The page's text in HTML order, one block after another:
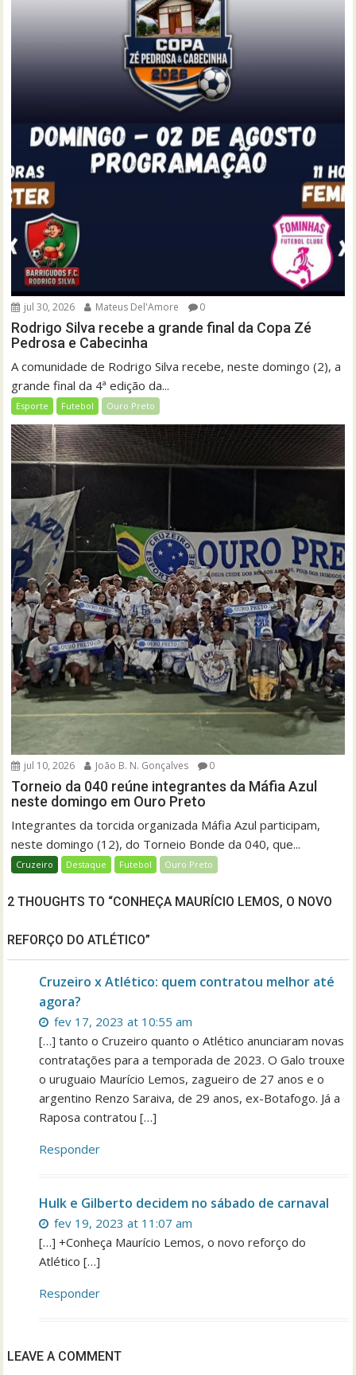
jul 30, 2026 Mateus Del'Amore 0
Rodrigo Silva recebe a grande final da Copa Zé
Pedrosa e Cabecinha
A comunidade de Rodrigo Silva recebe, neste domingo (2), a
grande final da 4ª edição da...
Esporte Futebol Ouro Preto
jul 10, 2026 João B. N. Gonçalves 0
Torneio da 040 reúne integrantes da Máfia Azul
neste domingo em Ouro Preto
Integrantes da torcida organizada Máfia Azul participam,
neste domingo (12), do Torneio Bonde da 040, que...
Cruzeiro Destaque Futebol Ouro Preto
2 THOUGHTS TO “CONHEÇA MAURÍCIO LEMOS, O NOVO
REFORÇO DO ATLÉTICO”
Cruzeiro x Atlético: quem contratou melhor até
agora?
fev 17, 2023 at 10:55 am
[…] tanto o Cruzeiro quanto o Atlético anunciaram novas
contratações para a temporada de 2023. O Galo trouxe
o uruguaio Maurício Lemos, zagueiro de 27 anos e o
argentino Renzo Saraiva, de 29 anos, ex-Botafogo. Já a
Raposa contratou […]
Responder
Hulk e Gilberto decidem no sábado de carnaval
fev 19, 2023 at 11:07 am
[…] +Conheça Maurício Lemos, o novo reforço do
Atlético […]
Responder
LEAVE A COMMENT